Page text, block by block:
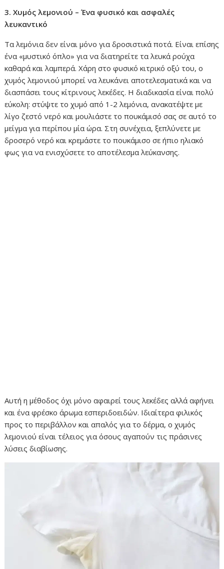
3. Χυμός λεμονιού – Ένα φυσικό και ασφαλές
λευκαντικό
Τα λεμόνια δεν είναι μόνο για δροσιστικά ποτά. Είναι επίσης
ένα «μυστικό όπλο» για να διατηρείτε τα λευκά ρούχα
καθαρά και λαμπερά. Χάρη στο φυσικό κιτρικό οξύ του, ο
χυμός λεμονιού μπορεί να λευκάνει αποτελεσματικά και να
διασπάσει τους κίτρινους λεκέδες. Η διαδικασία είναι πολύ
εύκολη: στύψτε το χυμό από 1-2 λεμόνια, ανακατέψτε με
λίγο ζεστό νερό και μουλιάστε το πουκάμισό σας σε αυτό το
μείγμα για περίπου μία ώρα. Στη συνέχεια, ξεπλύνετε με
δροσερό νερό και κρεμάστε το πουκάμισο σε ήπιο ηλιακό
φως για να ενισχύσετε το αποτέλεσμα λεύκανσης.
Αυτή η μέθοδος όχι μόνο αφαιρεί τους λεκέδες αλλά αφήνει
και ένα φρέσκο ​​άρωμα εσπεριδοειδών. Ιδιαίτερα φιλικός
προς το περιβάλλον και απαλός για το δέρμα, ο χυμός
λεμονιού είναι τέλειος για όσους αγαπούν τις πράσινες
λύσεις διαβίωσης.